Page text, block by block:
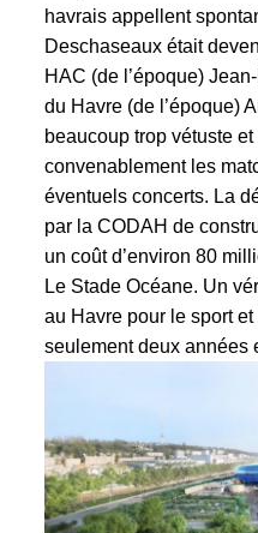
havrais appellent
Deschaseaux était
HAC (de l’époque)
du Havre (de l’époque)
beaucoup trop vétuste
convenablement les
éventuels concerts. La
par laCODAH de
un coût d’environ 80
Le Stade Océane. Un
au Havre pour le sport
seulement deux années